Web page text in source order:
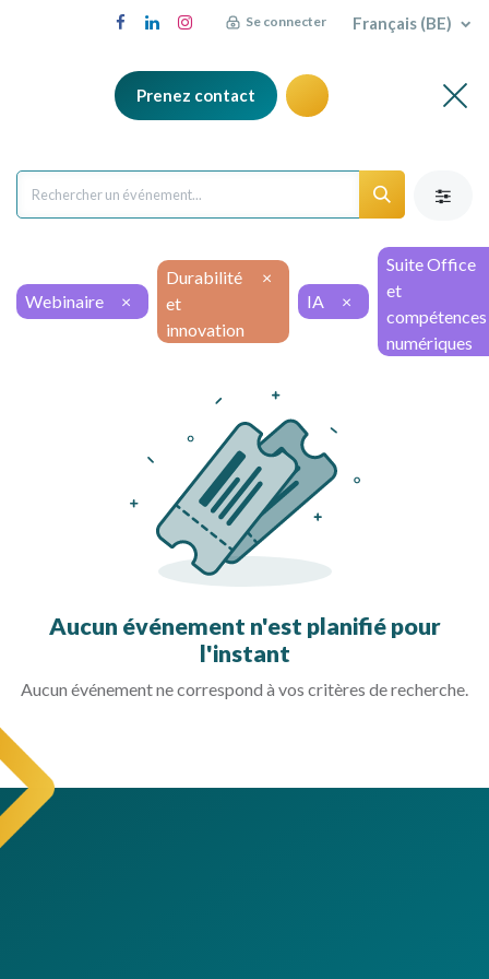
Se connecter Français (BE)
Prenez contact
Webinaire ×
Durabilité
et
innovation
×
IA
×
Suite Office
et
compétences
numériques
Aucun événement n'est planifié pour
l'instant
Aucun événement ne correspond à vos critères de recherche.